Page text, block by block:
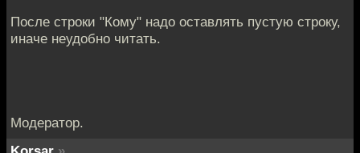
После строки "Кому" надо оставлять пустую строку,
иначе неудобно читать.
Модератор.